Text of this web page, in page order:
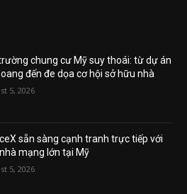
chung cư Mỹ suy thoái: từ dự án
đến đe dọa cơ hội sở hữu nhà
5, 2026
sẵn sàng cạnh tranh trực tiếp với
mạng lớn tại Mỹ
5, 2026